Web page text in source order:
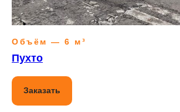
Объём — 6 м³
Пухто
Заказать